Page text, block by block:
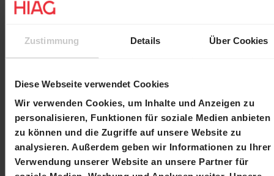
Zustimmung Details Über Cookies
Diese Webseite verwendet Cookies
Wir verwenden Cookies, um Inhalte und Anzeigen zu
personalisieren, Funktionen für soziale Medien anbieten
zu können und die Zugriffe auf unsere Website zu
analysieren. Außerdem geben wir Informationen zu Ihrer
Verwendung unserer Website an unsere Partner für
Martin Durchschlag
Bitte senden Sie Ihre Anmeldung bis zum 16. März
Freundliche Grüsse